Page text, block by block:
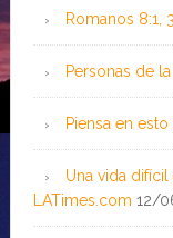
Romanos 8:1,
Personas de
Piensa en esto
Una vida
LATimes.com 12/